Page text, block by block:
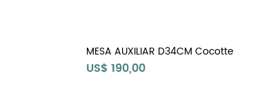
MESA AUXILIAR D34CM Cocotte
Precio
US$ 190,00